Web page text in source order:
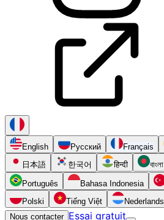
English Русский Français
日本語
한국어 हिन्दी বাংলা
Português Bahasa Indonesia
Polski
Tiếng Việt Nederlands
Nous contacter Essai gratuit